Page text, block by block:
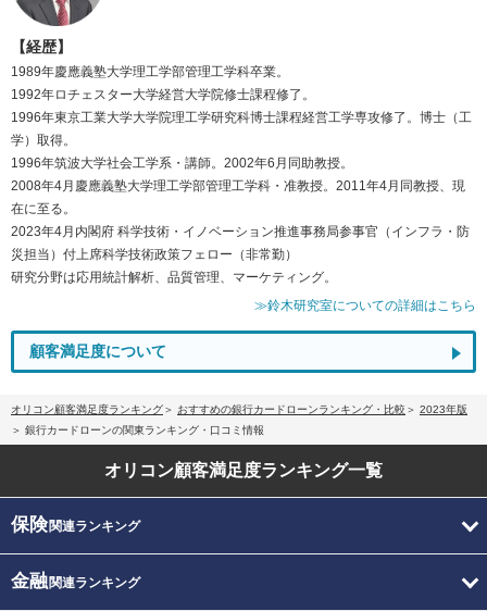
【経歴】
1989年慶應義塾大学理工学部管理工学科卒業。
1992年ロチェスター大学経営大学院修士課程修了。
1996年東京工業大学大学院理工学研究科博士課程経営工学専攻修了。博士（工
学）取得。
1996年筑波大学社会工学系・講師。2002年6月同助教授。
2008年4月慶應義塾大学理工学部管理工学科・准教授。2011年4月同教授、現
在に至る。
2023年4月内閣府 科学技術・イノベーション推進事務局参事官（インフラ・防
災担当）付上席科学技術政策フェロー（非常勤）
研究分野は応用統計解析、品質管理、マーケティング。
≫鈴木研究室についての詳細はこちら
顧客満足度について
オリコン顧客満足度ランキング おすすめの銀行カードローンランキング・比較
2023年版
銀行カードローンの関東ランキング・口コミ情報
オリコン顧客満足度ランキング一覧
保険関連ランキング
金融関連ランキング